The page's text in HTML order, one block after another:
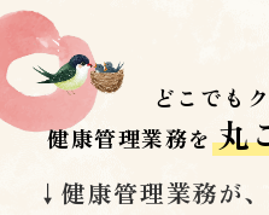
どこでも
健康管理業務を 丸
↓健康管理業務が